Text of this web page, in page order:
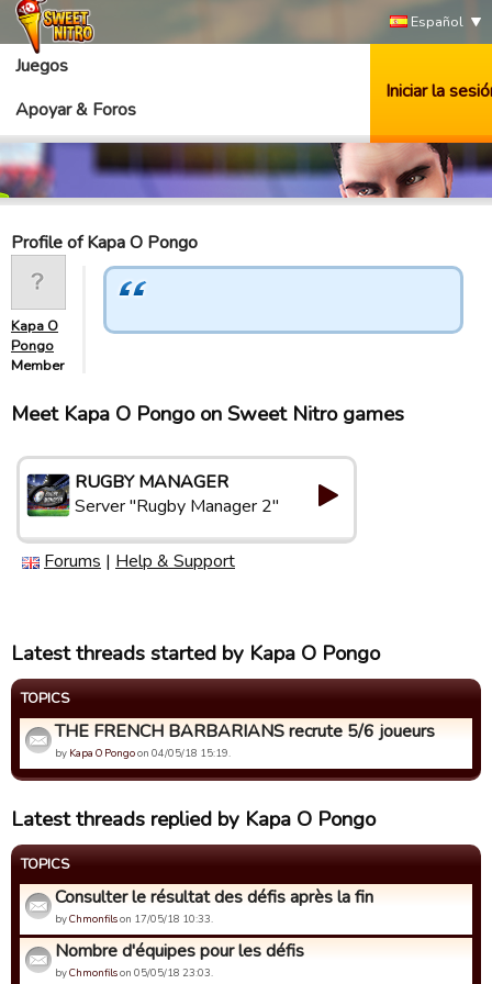
Español
Juegos
Apoyar & Foros
Iniciar la
Profile of Kapa O Pongo
Kapa O
Pongo
Member
Meet Kapa O Pongo on Sweet Nitro games
RUGBY MANAGER
Server "Rugby Manager 2"
Forums | Help & Support
Latest threads started by Kapa O Pongo
TOPICS
THE FRENCH BARBARIANS recrute 5/6 joueurs
by Kapa O Pongoon 04/05/18 15:19.
Latest threads replied by Kapa O Pongo
TOPICS
Consulter le résultat des défis après la fin
byChmonfilson 17/05/18 10:33.
Nombre d'équipes pour les défis
byChmonfilson 05/05/18 23:03.